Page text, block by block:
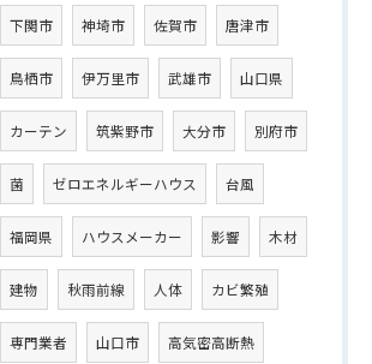
下関市 神埼市 佐賀市 唐津市
鳥栖市 伊万里市 武雄市 山口県
カーテン 筑紫野市 大分市 別府市
菌 ゼロエネルギーハウス 台風
福岡県 ハウスメーカー 影響 木材
建物 秋雨前線 人体 カビ繁殖
専門業者 山口市 高気密高断熱